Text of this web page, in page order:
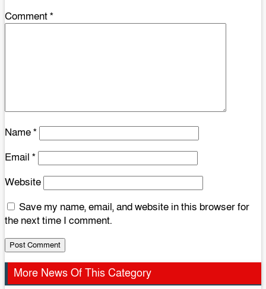
Comment*
Name*
Email *
Website
Save my name, email, and website in this browser for
the next time I comment.
More News Of This Category